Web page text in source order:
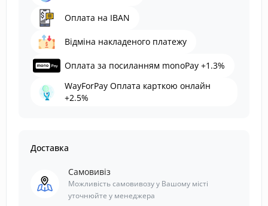
Оплата на IBAN
Відміна накладеного платежу
Оплата за посиланням monoPay +1.3%
WayForPay Оплата карткою онлайн
+2.5%
Доставка
Самовивіз
Можливість самовивозу у Вашому місті
уточнюйте у менеджера